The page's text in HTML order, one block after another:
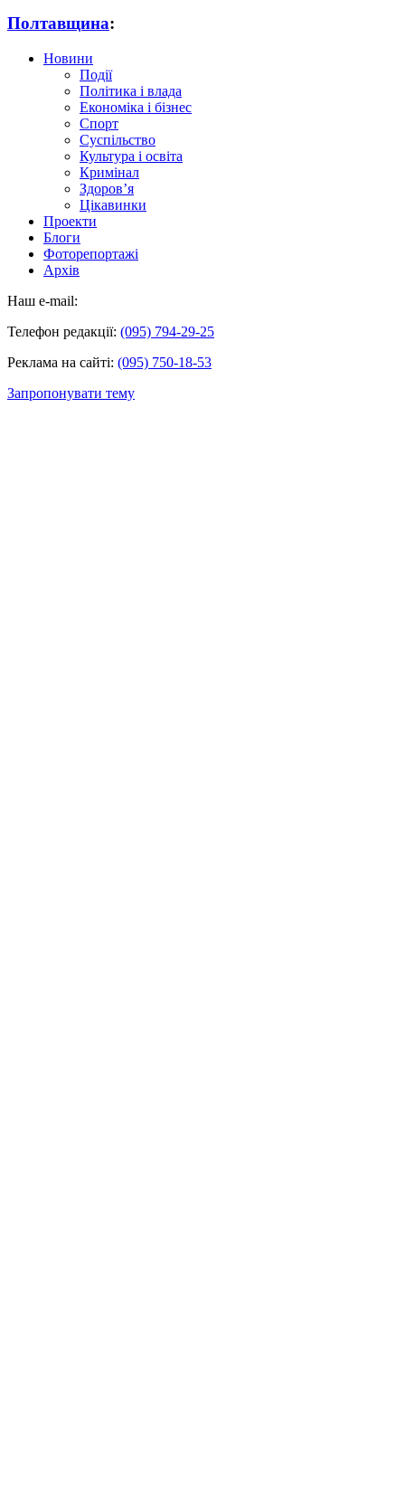
Полтавщина:
Новини
Події
Політика і влада
Економіка і бізнес
Спорт
Суспільство
Культура і освіта
Кримінал
Здоров’я
Цікавинки
Проекти
Блоги
Фоторепортажі
Архів
Наш e-mail:
Телефон редакції: (095) 794-29-25
Реклама на сайті: (095) 750-18-53
Запропонувати тему